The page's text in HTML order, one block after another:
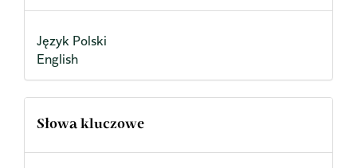
Język Polski
English
Słowa kluczowe